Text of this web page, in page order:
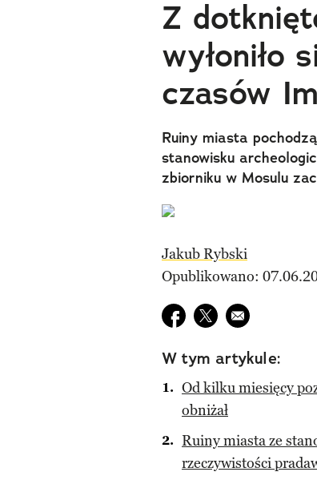
Z
wyłoniło
czasów
Ruiny miasta
stanowisku
zbiorniku w Mosulu
Jakub Rybski
Opublikowano:
Udostępnij na facebook
Udostępnij na
E-mail do
W tym artykule:
Od kilku miesięcy
obniżał
Ruiny miasta ze
rzeczywistości